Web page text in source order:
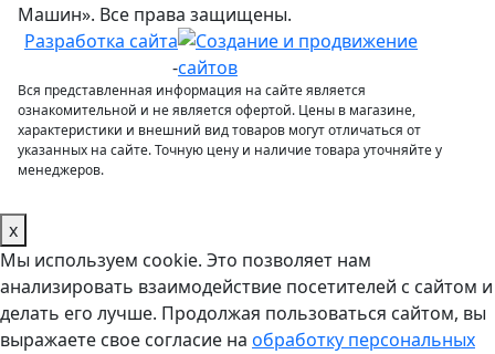
Машин». Все права защищены.
Разработка сайта
-
Вся представленная информация на сайте является
ознакомительной и не является офертой. Цены в магазине,
характеристики и внешний вид товаров могут отличаться от
указанных на сайте. Точную цену и наличие товара уточняйте у
менеджеров.
x
Мы используем cookie. Это позволяет нам
анализировать взаимодействие посетителей с сайтом и
делать его лучше. Продолжая пользоваться сайтом, вы
выражаете свое согласие на обработку персональных